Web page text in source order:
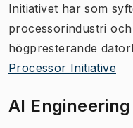
Initiativet har som
processorindustri
högpresterande
Processor Initiative
AI